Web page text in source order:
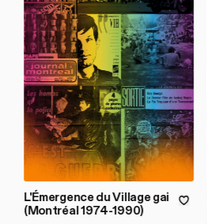
L'Émergence du Village gai
(Montréal 1974-1990)